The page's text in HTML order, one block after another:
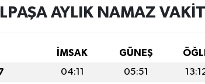
AYLIK NAMAZ
İMSAK GÜNEŞ
04:11 05:51